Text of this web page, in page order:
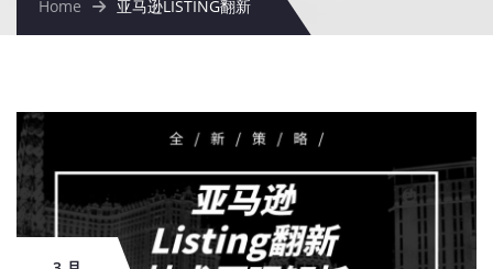
Home 亚马逊LISTING翻新